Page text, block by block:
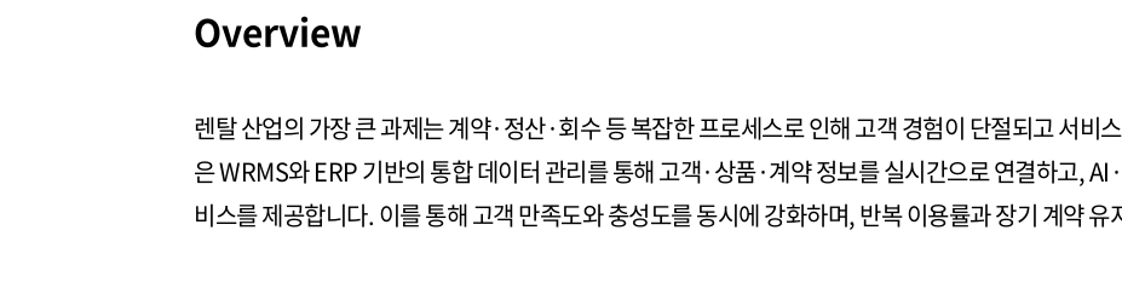
Overview
렌탈 산업의 가장 큰 과제는 계약·정산·회수 등 복잡한 프로세스로 인해 고객 경험이 단절되고 서비
은 WRMS와 ERP 기반의 통합 데이터 관리를 통해 고객·상품·계약 정보를 실시간으로 연결하고,
비스를 제공합니다. 이를 통해 고객 만족도와 충성도를 동시에 강화하며, 반복 이용률과 장기 계약 유